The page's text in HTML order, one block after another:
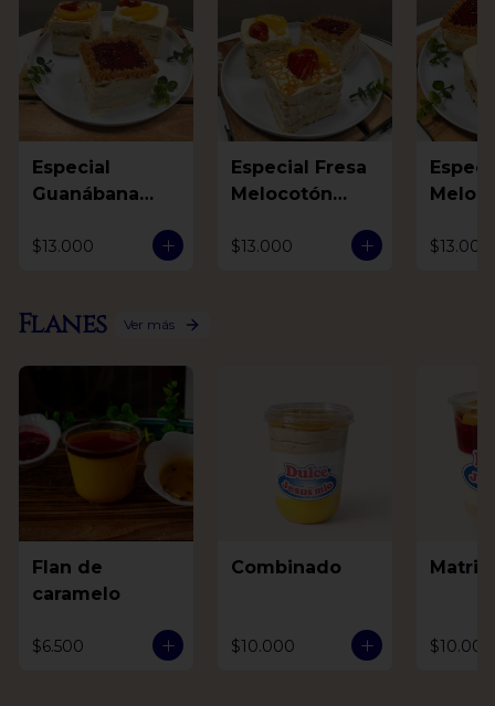
Especial
Guanábana
$13.000
Especial Fresa
Melocotón
$13.000
Especial
$13.000
Flanes Ver más
Flan de
caramelo
$6.500
Combinado
$10.000 $10.000